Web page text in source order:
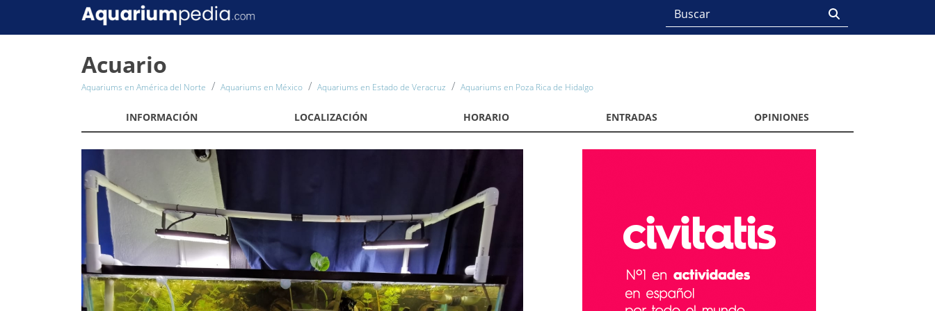
Acuario
Aquariums en América del Norte Aquariums en México Aquariums en Estado de Veracruz Aquariums en Poza Rica de Hidalgo
INFORMACIÓN LOCALIZACIÓN HORARIO ENTRADAS OPINIONES